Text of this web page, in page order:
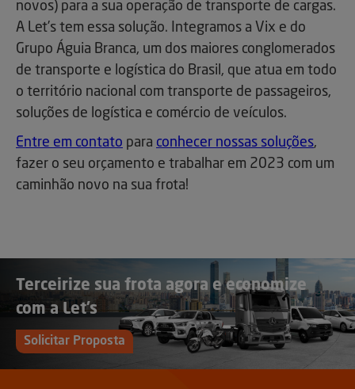
novos) para a sua operação de transporte de cargas.
A Let’s tem essa solução. Integramos a Vix e do
Grupo Águia Branca, um dos maiores conglomerados
de transporte e logística do Brasil, que atua em todo
o território nacional com transporte de passageiros,
soluções de logística e comércio de veículos.
Entre em contato para conhecer nossas soluções,
fazer o seu orçamento e trabalhar em 2023 com um
caminhão novo na sua frota!
Terceirize sua frota agora e economize
com a Let’s
Solicitar Proposta